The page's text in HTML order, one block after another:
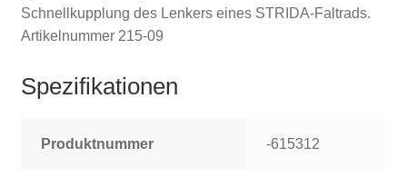
Schnellkupplung des Lenkers eines STRIDA-Faltrads.
Artikelnummer 215-09
Spezifikationen
Produktnummer -615312